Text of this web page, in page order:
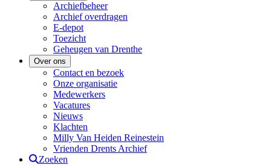
Archiefbeheer
Archief overdragen
E-depot
Toezicht
Geheugen van Drenthe
Over ons
Contact en bezoek
Onze organisatie
Medewerkers
Vacatures
Nieuws
Klachten
Milly Van Heiden Reinestein
Vrienden Drents Archief
Zoeken